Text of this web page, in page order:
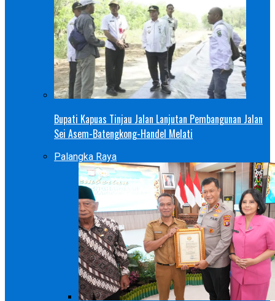
Bupati Kapuas Tinjau Jalan Lanjutan Pembangunan Jalan
Sei Asem-Batengkong-Handel Melati
Palangka Raya